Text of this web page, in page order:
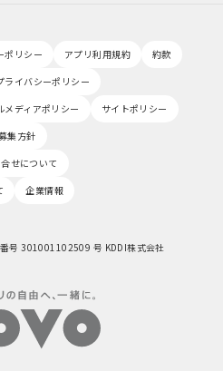
ポリシー アプリ利用規約
約款
ライバシーポリシー
メディアポリシー
サイトポリシー
集方針
せについて
企業情報
号 301001102509 号 KDDI株式会社